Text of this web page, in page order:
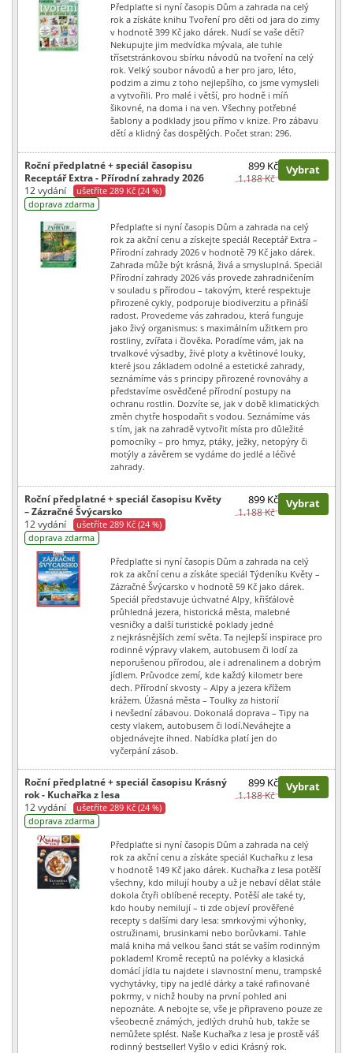
Předplaťte si nyní časopis Dům a zahrada na celý
rok a získáte knihu Tvoření pro děti od jara do zimy
v hodnotě 399 Kč jako dárek. Nudí se vaše děti?
Nekupujte jim medvídka mývala, ale tuhle
třísetstránkovou sbírku návodů na tvoření na celý
rok. Velký soubor návodů a her pro jaro, léto,
podzim a zimu z toho nejlepšího, co jsme vymysleli
a vytvořili. Pro malé i větší, pro hodně i míň
šikovné, na doma i na ven. Všechny potřebné
šablony a podklady jsou přímo v knize. Pro zábavu
dětí a klidný čas dospělých. Počet stran: 296.
Roční předplatné + speciál časopisu
Receptář Extra - Přírodní zahrady 2026
12 vydání
ušetříte 289 Kč (24 %)
doprava zdarma
899 Kč
1.188 Kč
Vybrat
Předplaťte si nyní časopis Dům a zahrada na celý
rok za akční cenu a získejte speciál Receptář Extra –
Přírodní zahrady 2026 v hodnotě 79 Kč jako dárek.
Zahrada může být krásná, živá a smysluplná. Speciál
Přírodní zahrady 2026 vás provede zahradničením
v souladu s přírodou – takovým, které respektuje
přirozené cykly, podporuje biodiverzitu a přináší
radost. Provedeme vás zahradou, která funguje
jako živý organismus: s maximálním užitkem pro
rostliny, zvířata i člověka. Poradíme vám, jak na
trvalkové výsadby, živé ploty a květinové louky,
které jsou základem odolné a estetické zahrady,
seznámíme vás s principy přirozené rovnováhy a
představíme osvědčené přírodní postupy na
ochranu rostlin. Dozvíte se, jak v době klimatických
změn chytře hospodařit s vodou. Seznámíme vás
s tím, jak na zahradě vytvořit místa pro důležité
pomocníky – pro hmyz, ptáky, ježky, netopýry či
motýly a závěrem se vydáme do jedlé a léčivé
zahrady.
Roční předplatné + speciál časopisu Květy
– Zázračné Švýcarsko
12 vydání
ušetříte 289 Kč (24 %)
doprava zdarma
899 Kč
1.188 Kč
Vybrat
Předplaťte si nyní časopis Dům a zahrada na celý
rok za akční cenu a získáte speciál Týdeníku Květy –
Zázračné Švýcarsko v hodnotě 59 Kč jako dárek.
Speciál představuje úchvatné Alpy, křišťálově
průhledná jezera, historická města, malebné
vesničky a další turistické poklady jedné
z nejkrásnějších zemí světa. Ta nejlepší inspirace pro
rodinné výpravy vlakem, autobusem či lodí za
neporušenou přírodou, ale i adrenalinem a dobrým
jídlem. Průvodce zemí, kde každý kilometr bere
dech. Přírodní skvosty – Alpy a jezera křížem
krážem. Úžasná města – Toulky za historií
i nevšední zábavou. Dokonalá doprava – Tipy na
cesty vlakem, autobusem či lodí.Neváhejte a
objednávejte ihned. Nabídka platí jen do
vyčerpání zásob.
Roční předplatné + speciál časopisu Krásný
rok - Kuchařka z lesa
12 vydání
ušetříte 289 Kč (24 %)
doprava zdarma
899 Kč
1.188 Kč
Vybrat
Předplaťte si nyní časopis Dům a zahrada na celý
rok za akční cenu a získáte speciál Kuchařku z lesa
v hodnotě 149 Kč jako dárek. Kuchařka z lesa potěší
všechny, kdo milují houby a už je nebaví dělat stále
dokola čtyři oblíbené recepty. Potěší ale také ty,
kdo houby nemilují – ti zde objeví prověřené
recepty s dalšími dary lesa: smrkovými výhonky,
ostružinami, brusinkami nebo borůvkami. Tahle
malá kniha má velkou šanci stát se vaším rodinným
pokladem! Kromě receptů na polévky a klasická
domácí jídla tu najdete i slavnostní menu, trampské
vychytávky, tipy na jedlé dárky a také rafinované
pokrmy, v nichž houby na první pohled ani
nepoznáte. A nebojte se, vše je připraveno pouze ze
všeobecně známých, jedlých druhů hub, takže se
nemůžete splést. Naše Kuchařka z lesa je prostě váš
rodinný bestseller! Vyšlo v edici Krásný rok.